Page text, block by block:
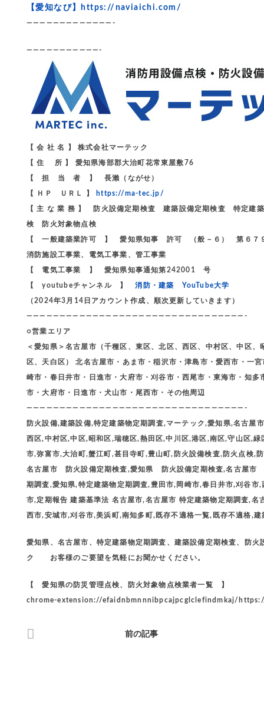
【愛知なび】 https://naviaichi.com/
—————————————-
———————————-
【 会 社 名 】 株式会社マーテック
【 住 所 】 愛知県海部郡大治町花常東屋敷76
【 担 当 者 】 長瀨（ながせ）
【 ＨＰ ＵＲＬ 】 https://ma-tec.jp/
【 主 な 業 務 】 防火設備定期検査 建築設備定期検査 特定
検 防火対象物点検
【 一般建築業許可 】 愛知県知事 許可 （般－６） 第６７
消防施設工事業、電気工事業、管工事業
【 電気工事業 】 愛知県知事通知第242001 号
【 youtubeチャンネル 】消防・建築 YouTube大学
（2024年3月14日アカウント作成、順次更新していきます）
—————————————————————————————————-
○営業エリア
＜愛知県＞名古屋市（千種区、東区、北区、西区、中村区、中区
区、天白区） 北名古屋市・あま市・稲沢市・津島市・愛西市・一
崎市・春日井市・日進市・大府市・刈谷市・西尾市・東海市・知
市・大府市・日進市・犬山市・尾西市・その他周辺
—————————————————————————————————-
防火設備,建築設備,特定建築物定期調査,マーテック,愛知県,名古
西区,中村区,中区,昭和区,瑞穂区,熱田区,中川区,港区,南区,守山区,
市,弥富市,大治町,蟹江町,甚目寺町,豊山町,防火設備検査,防火点検,
名古屋市 防火設備定期検査,愛知県 防火設備定期検査,名古屋
期調査,愛知県,特定建築物定期調査,豊田市,岡崎市,春日井市,刈谷
市,定期報告 建築基準法 名古屋市,名古屋市 特定建築物定期調査,
西市,安城市,刈谷市,美浜町,南知多町,既存不適格一覧,既存不適格,
愛知県、名古屋市、特定建築物定期調査、建築設備定期検査、防
ク お客様のご要望を気軽にお聞かせください。
【 愛知県の防災管理点検、防火対象物点検業者一覧 】
chrome-extension://efaidnbmnnnibpcajpcglclefindmkaj/
前の記事